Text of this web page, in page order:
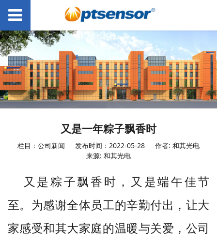
又是一年粽子飘香时
栏目：公司新闻 发布时间：2022-05-28
作者: 和其光电
来源: 和其光电
又是粽子飘香时，又是端午佳节
至。为感谢全体员工的辛勤付出，让大
家感受和其大家庭的温暖与关爱，公司